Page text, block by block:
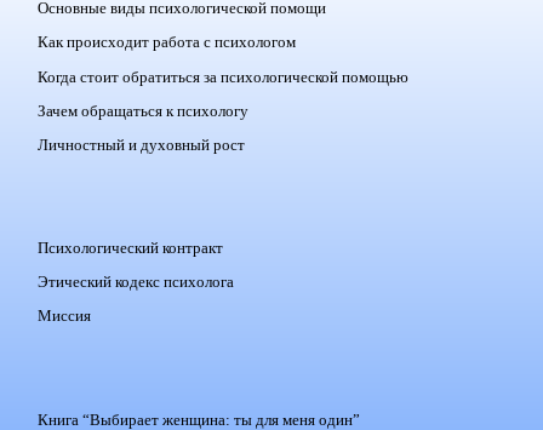
Основные виды психологической помощи
Как происходит работа с психологом
Когда стоит обратиться за психологической помощью
Зачем обращаться к психологу
Личностный и духовный рост
Психологический контракт
Этический кодекс психолога
Миссия
Книга “Выбирает женщина: ты для меня один”